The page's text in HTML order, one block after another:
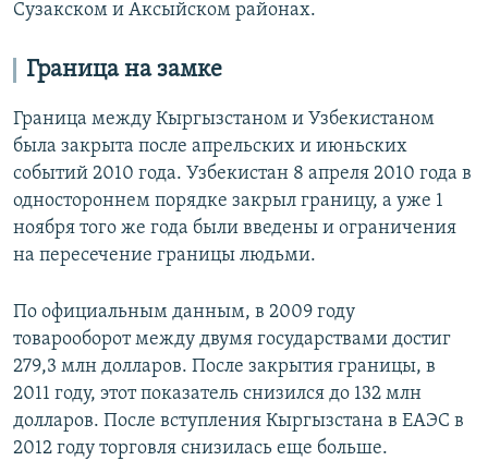
Сузакском и Аксыйском районах.
Граница на замке
Граница между Кыргызстаном и Узбекистаном
была закрыта после апрельских и июньских
событий 2010 года. Узбекистан 8 апреля 2010 года в
одностороннем порядке закрыл границу, а уже 1
ноября того же года были введены и ограничения
на пересечение границы людьми.
По официальным данным, в 2009 году
товарооборот между двумя государствами достиг
279,3 млн долларов. После закрытия границы, в
2011 году, этот показатель снизился до 132 млн
долларов. После вступления Кыргызстана в ЕАЭС в
2012 году торговля снизилась еще больше.